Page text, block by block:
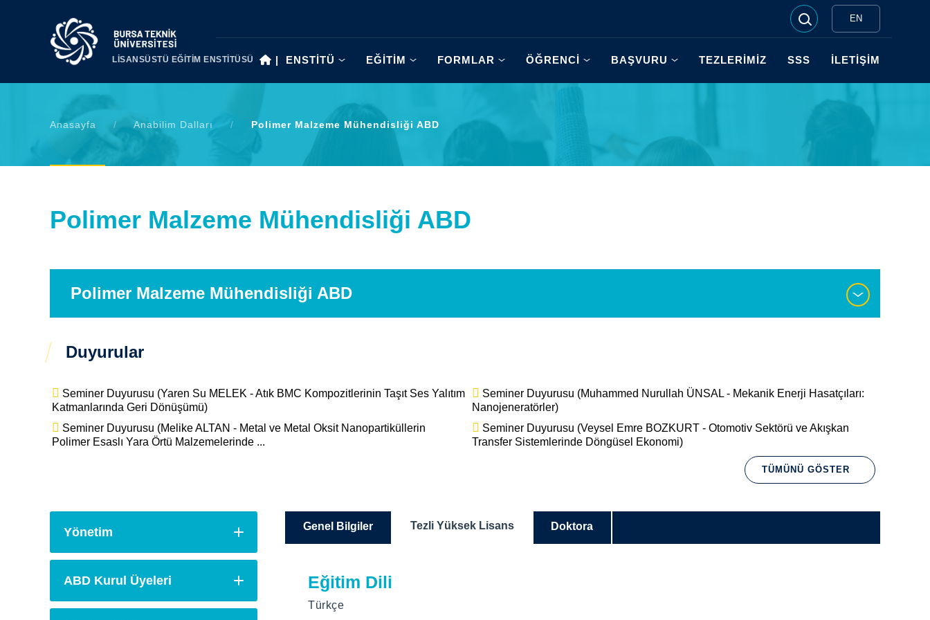
LİSANSÜSTÜ EĞİTİM ENSTİTÜSÜ
EN
| ENSTİTÜ EĞİTİM FORMLAR ÖĞRENCİ BAŞVURU TEZLERİMİZ SSS İLETİŞİM
Anasayfa / Anabilim Dalları / Polimer Malzeme Mühendisliği ABD
Polimer Malzeme Mühendisliği ABD
Polimer Malzeme Mühendisliği ABD
Duyurular
Seminer Duyurusu (Yaren Su MELEK - Atık BMC Kompozitlerinin Taşıt Ses Yalıtım
Katmanlarında Geri Dönüşümü)
Seminer Duyurusu (Muhammed Nurullah ÜNSAL - Mekanik Enerji Hasatçıları:
Nanojeneratörler)
Seminer Duyurusu (Melike ALTAN - Metal ve Metal Oksit Nanopartiküllerin
Polimer Esaslı Yara Örtü Malzemelerinde ...
Seminer Duyurusu (Veysel Emre BOZKURT - Otomotiv Sektörü ve Akışkan
Transfer Sistemlerinde Döngüsel Ekonomi)
TÜMÜNÜ GÖSTER
Genel Bilgiler
Misyon
Polimer Malzeme Mühendisliği alanında öğrencilerimize; araştırma, bilgi, teknolojik değer üretme ve
Tezli Yüksek Lisans
Eğitim Dili
Türkçe
Doktora
Eğitim Dili
%30 İngilizce
Yönetim
ABD Kurul Üyeleri